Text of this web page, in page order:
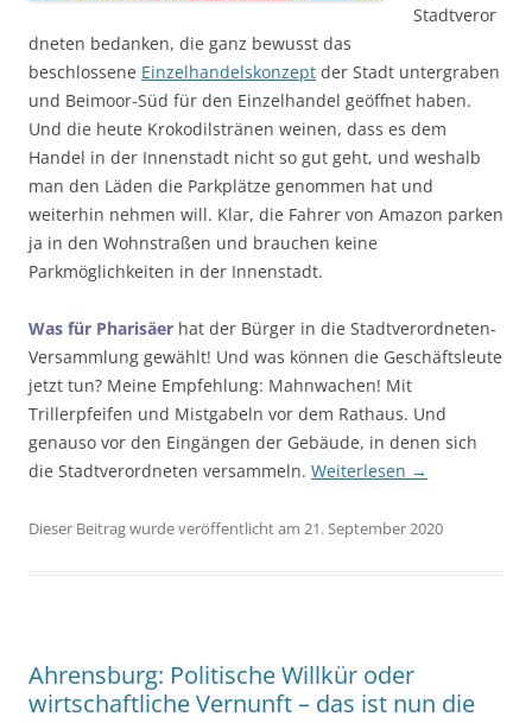
Stadtveror
dneten bedanken, die ganz bewusst das
beschlossene Einzelhandelskonzept der Stadt untergraben
und Beimoor-Süd für den Einzelhandel geöffnet haben.
Und die heute Krokodilstränen weinen, dass es dem
Handel in der Innenstadt nicht so gut geht, und weshalb
man den Läden die Parkplätze genommen hat und
weiterhin nehmen will. Klar, die Fahrer von Amazon parken
ja in den Wohnstraßen und brauchen keine
Parkmöglichkeiten in der Innenstadt.
Was für Pharisäer hat der Bürger in die Stadtverordneten-
Versammlung gewählt! Und was können die Geschäftsleute
jetzt tun? Meine Empfehlung: Mahnwachen! Mit
Trillerpfeifen und Mistgabeln vor dem Rathaus. Und
genauso vor den Eingängen der Gebäude, in denen sich
die Stadtverordneten versammeln. Weiterlesen →
Dieser Beitrag wurde veröffentlicht am 21. September 2020
Ahrensburg: Politische Willkür oder
wirtschaftliche Vernunft – das ist nun die